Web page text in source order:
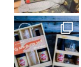
] Ce week-end marque